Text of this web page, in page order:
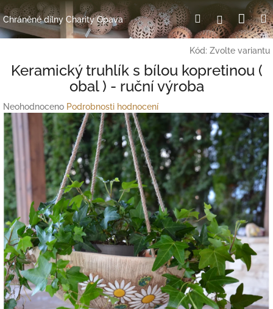
Přejít
na
obsah
Chráněné dílny Charity Opava HledatPřihlášení
Kód: Zvolte variantu
Keramický truhlík s bílou kopretinou (
obal ) - ruční výroba
Průměrné
hodnocení
produktu
je
0,0
z
5
hvězdiček.
Neohodnoceno Podrobnosti hodnocení